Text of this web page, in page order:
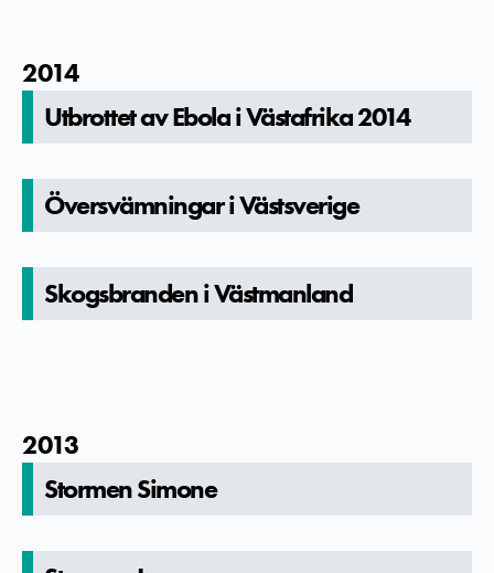
2014
Utbrottet av Ebola i Västafrika 2014
Översvämningar i Västsverige
Skogsbrand­en i Västmanland
2013
Stormen Simone